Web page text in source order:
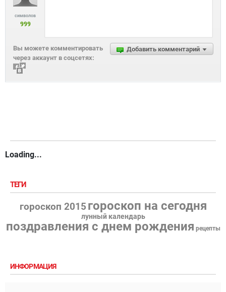
символов
999
Добавить комментарий
Вы можете комментировать
через аккаунт в соцсетях:
Loading...
ТЕГИ
гороскоп 2015 гороскоп на сегодня
лунный календарь
поздравления с днем рождения рецепты
ИНФОРМАЦИЯ